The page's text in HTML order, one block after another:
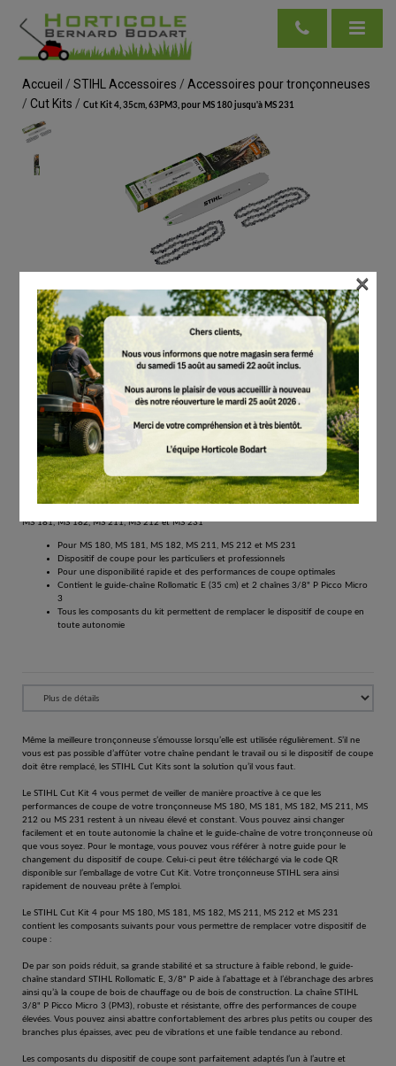
Accueil / STIHL Accessoires / Accessoires pour tronçonneuses
/ Cut Kits / Cut Kit 4, 35cm, 63PM3, pour MS 180 jusqu'à MS 231
STIHL
Cut Kit 4, 35cm, 63PM3, pour MS 180 jusqu'à
MS 231
# 30050009902
Cut Kits
122.00
Tous les prix comprennent la TVA de 21%.
Réserver
MS 181, MS 182, MS 211, MS 212 et MS 231
Pour MS 180, MS 181, MS 182, MS 211, MS 212 et MS 231
Dispositif de coupe pour les particuliers et professionnels
Pour une disponibilité rapide et des performances de coupe optimales
Contient le guide-chaîne Rollomatic E (35 cm) et 2 chaînes 3/8" P Picco Micro
3
Tous les composants du kit permettent de remplacer le dispositif de coupe en
toute autonomie
Même la meilleure tronçonneuse s’émousse lorsqu’elle est utilisée régulièrement. S’il ne
vous est pas possible d’affûter votre chaîne pendant le travail ou si le dispositif de coupe
doit être remplacé, les STIHL Cut Kits sont la solution qu’il vous faut.
Le STIHL Cut Kit 4 vous permet de veiller de manière proactive à ce que les
performances de coupe de votre tronçonneuse MS 180, MS 181, MS 182, MS 211, MS
212 ou MS 231 restent à un niveau élevé et constant. Vous pouvez ainsi changer
facilement et en toute autonomie la chaîne et le guide-chaîne de votre tronçonneuse où
que vous soyez. Pour le montage, vous pouvez vous référer à notre guide pour le
changement du dispositif de coupe. Celui-ci peut être téléchargé via le code QR
disponible sur l’emballage de votre Cut Kit. Votre tronçonneuse STIHL sera ainsi
rapidement de nouveau prête à l’emploi.
Le STIHL Cut Kit 4 pour MS 180, MS 181, MS 182, MS 211, MS 212 et MS 231
contient les composants suivants pour vous permettre de remplacer votre dispositif de
coupe :
De par son poids réduit, sa grande stabilité et sa structure à faible rebond, le guide-
chaîne standard STIHL Rollomatic E, 3/8" P aide à l’abattage et à l’ébranchage des arbres
ainsi qu’à la coupe de bois de chauffage ou de bois de construction. La chaîne STIHL
3/8" P Picco Micro 3 (PM3), robuste et résistante, offre des performances de coupe
élevées. Vous pouvez ainsi abattre confortablement des arbres plus petits ou couper des
branches plus épaisses, avec peu de vibrations et une faible tendance au rebond.
Les composants du dispositif de coupe sont parfaitement adaptés l’un à l’autre et
×